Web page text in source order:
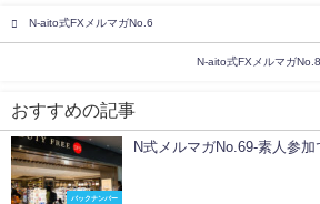
N-aito式FXメルマガNo.6
N-aito式FXメルマガ
おすすめの記事
バックナンバー
N式メルマガNo.69-素人参加